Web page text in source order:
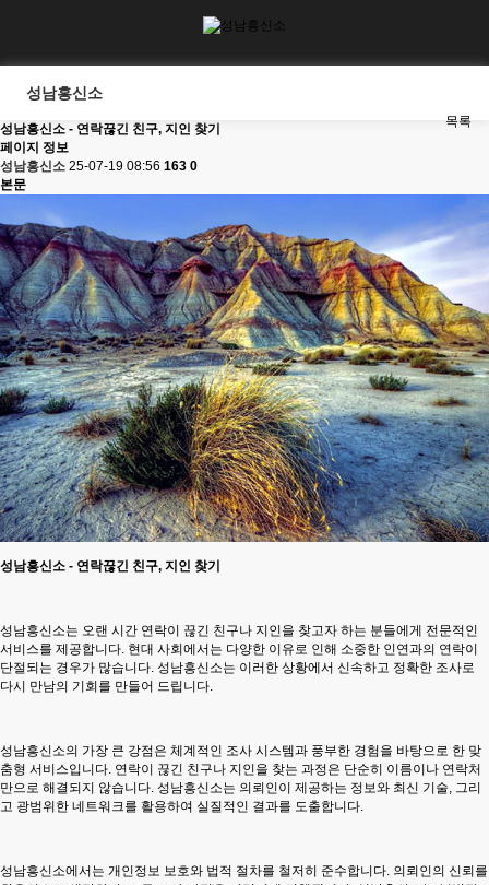
성남흥신소
목록
성남흥신소 - 연락끊긴 친구, 지인 찾기
페이지 정보
성남흥신소 25-07-19 08:56 163 0
본문
성남흥신소 - 연락끊긴 친구, 지인 찾기
성남흥신소는 오랜 시간 연락이 끊긴 친구나 지인을 찾고자 하는 분들에게 전문적인
서비스를 제공합니다. 현대 사회에서는 다양한 이유로 인해 소중한 인연과의 연락이
단절되는 경우가 많습니다. 성남흥신소는 이러한 상황에서 신속하고 정확한 조사로
다시 만남의 기회를 만들어 드립니다.
성남흥신소의 가장 큰 강점은 체계적인 조사 시스템과 풍부한 경험을 바탕으로 한 맞
춤형 서비스입니다. 연락이 끊긴 친구나 지인을 찾는 과정은 단순히 이름이나 연락처
만으로 해결되지 않습니다. 성남흥신소는 의뢰인이 제공하는 정보와 최신 기술, 그리
고 광범위한 네트워크를 활용하여 실질적인 결과를 도출합니다.
성남흥신소에서는 개인정보 보호와 법적 절차를 철저히 준수합니다. 의뢰인의 신뢰를